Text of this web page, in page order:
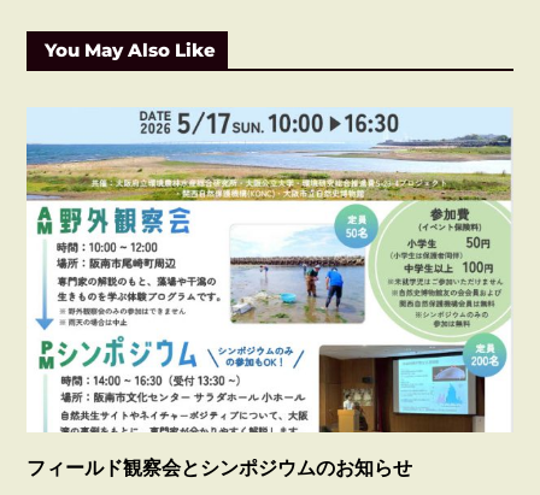
k
You May Also Like
フィールド観察会とシンポジウムのお知らせ